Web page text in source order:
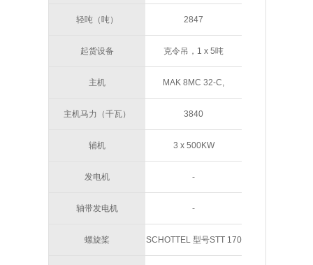
轻吨（吨） 2847
起货设备 克令吊，1 x 5吨
主机 MAK 8MC 32-C,
5217BHP 600 RPM
主机马力（千瓦） 3840
辅机 3 x 500KW
发电机 -
轴带发电机 -
螺旋桨 SCHOTTEL 型号STT 170